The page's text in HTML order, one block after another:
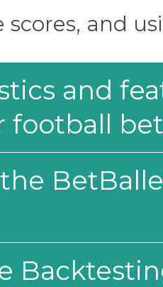
scores, and
and
football